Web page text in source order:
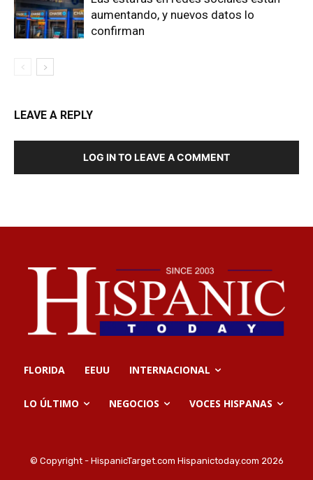
aumentando, y nuevos datos lo
confirman
LEAVE A REPLY
LOG IN TO LEAVE A COMMENT
FLORIDA EEUU INTERNACIONAL
LO ÚLTIMO NEGOCIOS VOCES HISPANAS
© Copyright - HispanicTarget.com Hispanictoday.com 2026